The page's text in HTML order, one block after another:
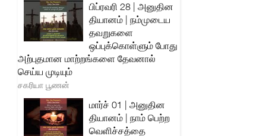
பிப்ரவரி 28 | அனுதின
தியானம் | நம்முடைய
தவறுகளை
ஒப்புக்கொள்ளும் போது
அற்புதமான மாற்றங்களை தேவனால்
செய்ய முடியும்
சகரியா பூணன்
மார்ச் 01 | அனுதின
தியானம் | நாம் பெற்ற
வெளிச்சத்தை